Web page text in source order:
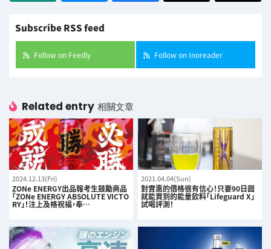
Subscribe RSS feed
Follow on Feedly Follow on Inoreader
Related entry 相關文章
2024.12.13(Fri)
ZONe ENERGY出品報考生鼓勵商品
「ZONe ENERGY ABSOLUTE VICTO
RY」！注上及格祝福，奉…
2021.04.04(Sun)
對實惠的價格很有信心！只要90日圓
就能買到的能量飲料「Lifeguard X」
試喝評測！